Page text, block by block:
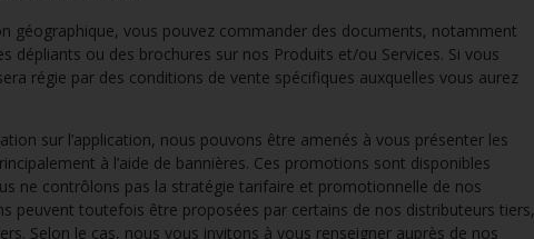
géographique, vous pouvez commander des documents, notamment
dépliants ou des brochures sur nos Produits et/ou Services. Si vous
régie par des conditions de vente spécifiques auxquelles vous aurez
sur l’application, nous pouvons être amenés à vous présenter les
à l’aide de bannières. Ces promotions sont disponibles
ne contrôlons pas la stratégie tarifaire et promotionnelle de nos
peuvent toutefois être proposées par certains de nos distributeurs tiers,
Selon le cas, nous vous invitons à vous renseigner auprès de nos